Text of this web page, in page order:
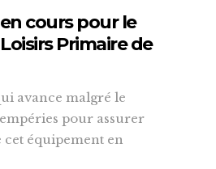
cours pour le
Primaire de
avance malgré le
pour assurer
équipement en